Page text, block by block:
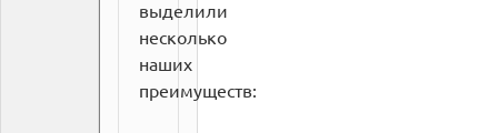
выделили
несколько
наших
преимуществ: